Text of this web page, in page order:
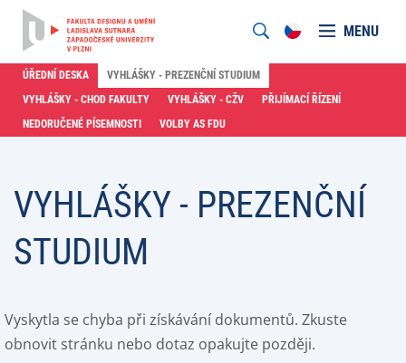
MENU
ÚŘEDNÍ DESKA
VYHLÁŠKY - PREZENČNÍ STUDIUM
VYHLÁŠKY - CHOD FAKULTY
VYHLÁŠKY - CŽV
PŘIJÍMACÍ ŘÍZENÍ
NEDORUČENÉ PÍSEMNOSTI
VOLBY AS FDU
VYHLÁŠKY - PREZENČNÍ
STUDIUM
Vyskytla se chyba při získávání dokumentů. Zkuste
obnovit stránku nebo dotaz opakujte později.